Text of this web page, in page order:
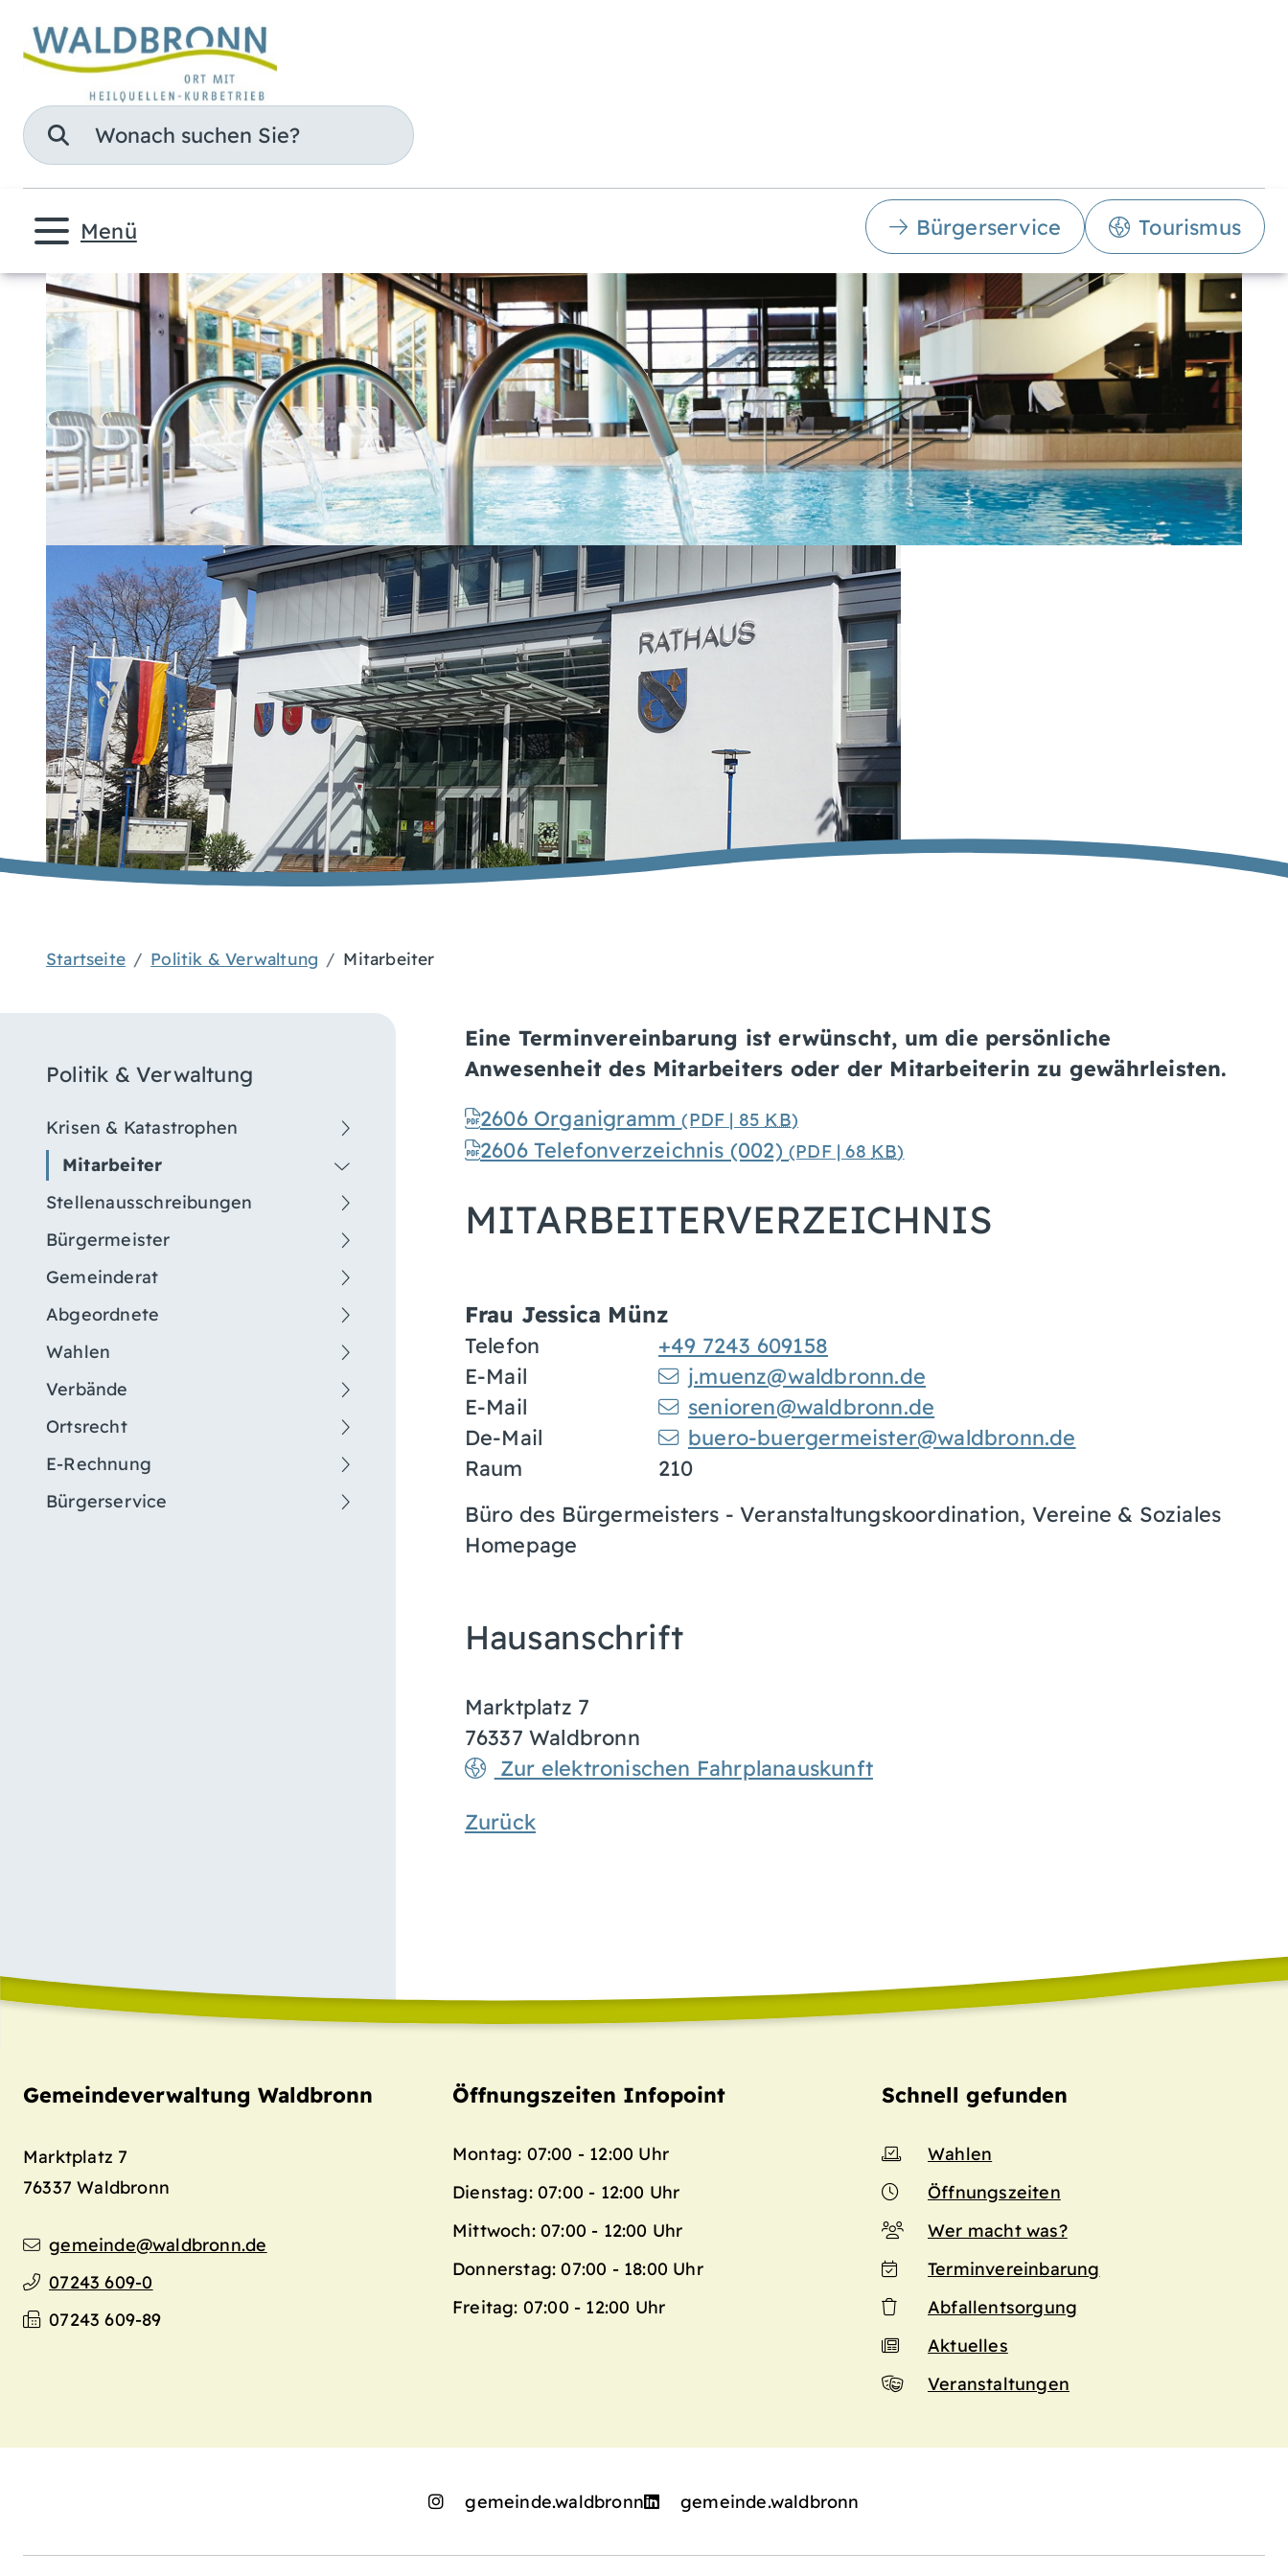
Suche
Menü Bürgerservice Tourismus
Startseite Politik & Verwaltung Mitarbeiter
Politik & Verwaltung
Krisen & Katastrophen
Mitarbeiter
Stellenausschreibungen
Bürgermeister
Gemeinderat
Abgeordnete
Wahlen
Verbände
Ortsrecht
E-Rechnung
Bürgerservice
Eine Terminvereinbarung ist erwünscht, um die persönliche
Anwesenheit des Mitarbeiters oder der Mitarbeiterin zu gewährleisten.
2606 Organigramm(PDF | 85 KB)
2606 Telefonverzeichnis (002) (PDF | 68 KB)
MITARBEITERVERZEICHNIS
Frau Jessica Münz
Telefon
+49 7243 609158
E-Mail
j.muenz@waldbronn.de
E-Mail
senioren@waldbronn.de
De-Mail
buero-buergermeister@waldbronn.de
Raum
210
Büro des Bürgermeisters - Veranstaltungskoordination, Vereine & Soziales
Homepage
Hausanschrift
Marktplatz 7
76337 Waldbronn
Zur elektronischen Fahrplanauskunft
Zurück
Gemeindeverwaltung Waldbronn
Marktplatz 7
76337 Waldbronn
gemeinde@waldbronn.de
07243 609-0
07243 609-89
Öffnungszeiten Infopoint
Montag: 07:00 - 12:00 Uhr
Dienstag: 07:00 - 12:00 Uhr
Mittwoch: 07:00 - 12:00 Uhr
Donnerstag: 07:00 - 18:00 Uhr
Freitag: 07:00 - 12:00 Uhr
Schnell gefunden
Wahlen
Öffnungszeiten
Wer macht was?
Terminvereinbarung
Abfallentsorgung
Aktuelles
Veranstaltungen
gemeinde.waldbronn gemeinde.waldbronn